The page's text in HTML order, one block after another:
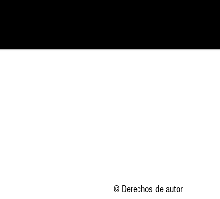
© Derechos de autor